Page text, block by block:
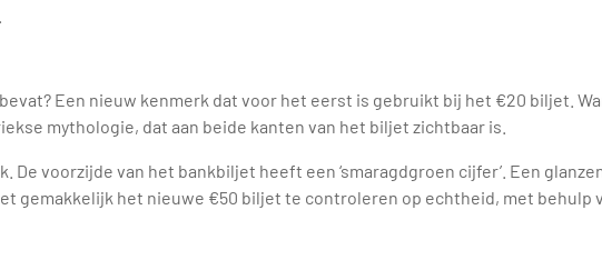
Een nieuw kenmerk dat voor het eerst is gebruikt bij het €20 biljet.
mythologie, dat aan beide kanten van het biljet zichtbaar is.
voorzijde van het bankbiljet heeft een ‘smaragdgroen cijfer’. Een
het nieuwe €50 biljet te controleren op echtheid, met behulp